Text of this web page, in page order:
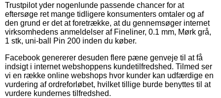
Trustpilot yder nogenlunde passende chancer for at
eftersøge ret mange tidligere konsumenters omtaler og af
den grund er det at foretrække, at du gennemsøger internet
virksomhedens anmeldelser af Fineliner, 0.1 mm, Mørk grå,
1 stk, uni-ball Pin 200 inden du køber.
Facebook genererer desuden flere pæne genveje til at få
indsigt i internet webshoppens kundetilfredshed. Tilmed ser
vi en række online webshops hvor kunder kan udfærdige en
vurdering af ordreforløbet, hvilket tillige burde benyttes til at
vurdere kundernes tilfredshed.